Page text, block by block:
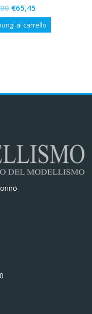
Il
prezzo
originale
€65,45
prezzo
attuale
al carrello